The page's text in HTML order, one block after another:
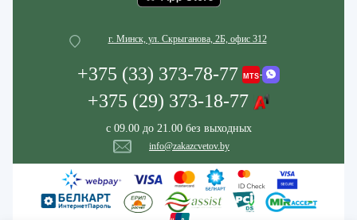
г. Минск, ул. Скрыганова, 2Б, офис 312
+375 (33) 373-78-77
+375 (29) 373-18-77
с 09.00 до 21.00 без выходных
info@zakazcvetov.by